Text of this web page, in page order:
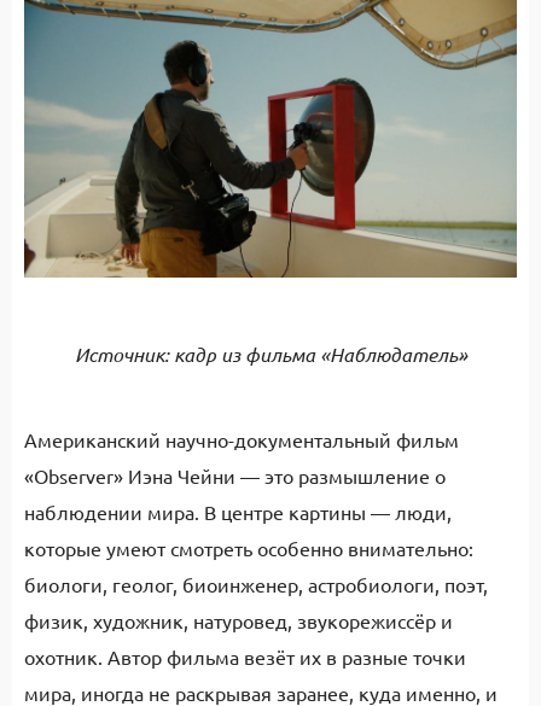
Источник: кадр из фильма «Наблюдатель»
Американский научно-документальный фильм
«Observer» Иэна Чейни — это размышление о
наблюдении мира. В центре картины — люди,
которые умеют смотреть особенно внимательно:
биологи, геолог, биоинженер, астробиологи, поэт,
физик, художник, натуровед, звукорежиссёр и
охотник. Автор фильма везёт их в разные точки
мира, иногда не раскрывая заранее, куда именно, и